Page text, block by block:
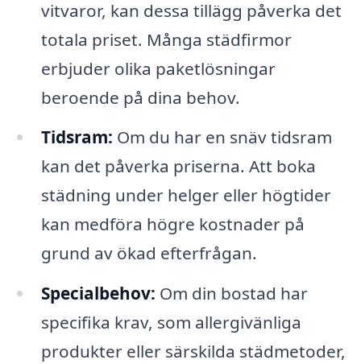
vitvaror, kan dessa tillägg påverka det
totala priset. Många städfirmor
erbjuder olika paketlösningar
beroende på dina behov.
Tidsram: Om du har en snäv tidsram
kan det påverka priserna. Att boka
städning under helger eller högtider
kan medföra högre kostnader på
grund av ökad efterfrågan.
Specialbehov: Om din bostad har
specifika krav, som allergivänliga
produkter eller särskilda städmetoder,